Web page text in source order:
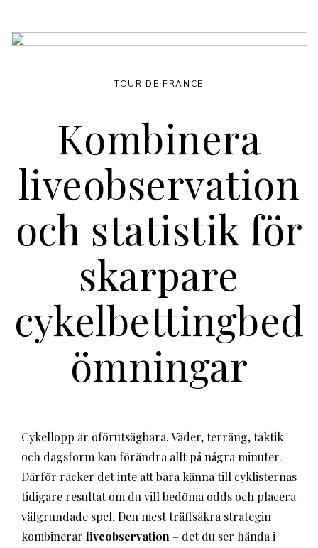
Kombinera
liveobservation
och statistik för
skarpare
cykelbettingbed
ömningar
TOUR DE FRANCE
Cykellopp är oförutsägbara. Väder, terräng, taktik
och dagsform kan förändra allt på några minuter.
Därför räcker det inte att bara känna till cyklisternas
tidigare resultat om du vill bedöma odds och placera
välgrundade spel. Den mest träffsäkra strategin
kombinerar liveobservation – det du ser hända i